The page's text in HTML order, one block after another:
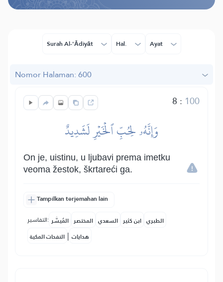
Surah Al-'Ādiyāt Hal. Ayat
Nomor Halaman: 600
8 : 100
وَإِنَّهُۥ لِحُبِّ ٱلۡخَيۡرِ لَشَدِيدٌ
On je, uistinu, u ljubavi prema imetku
veoma žestok, škrtareći ga.
Tampilkan terjemahan lain
التفاسير: المُيسَّر المختصر السعدي ابن كثير الطبري
النفحات المكية | هدايات